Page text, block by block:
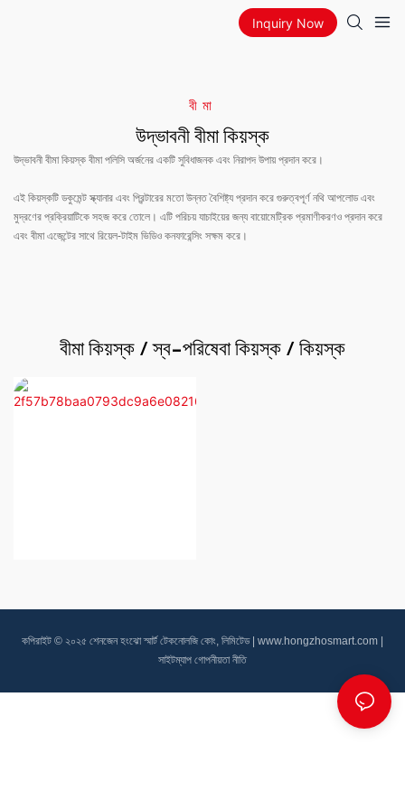
Inquiry Now
বীমা
উদ্ভাবনী বীমা কিয়স্ক
উদ্ভাবনী বীমা কিয়স্ক বীমা পলিসি অর্জনের একটি সুবিধাজনক এবং নিরাপদ উপায় প্রদান করে।
এই কিয়স্কটি ডকুমেন্ট স্ক্যানার এবং প্রিন্টারের মতো উন্নত বৈশিষ্ট্য প্রদান করে গুরুত্বপূর্ণ নথি আপলোড এবং
মুদ্রণের প্রক্রিয়াটিকে সহজ করে তোলে। এটি পরিচয় যাচাইয়ের জন্য বায়োমেট্রিক প্রমাণীকরণও প্রদান করে
এবং বীমা এজেন্টের সাথে রিয়েল-টাইম ভিডিও কনফারেন্সিং সক্ষম করে।
বীমা কিয়স্ক / স্ব-পরিষেবা কিয়স্ক / কিয়স্ক
কপিরাইট © ২০২৫ শেনজেন হংঝো স্মার্ট টেকনোলজি কোং, লিমিটেড | www.hongzhosmart.com |
সাইটম্যাপ গোপনীয়তা নীতি